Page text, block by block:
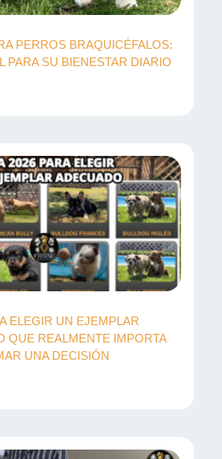
PERROS BRAQUICÉFALOS:
PARA SU BIENESTAR DIARIO
ELEGIR UN EJEMPLAR
QUE REALMENTE IMPORTA
UNA DECISIÓN